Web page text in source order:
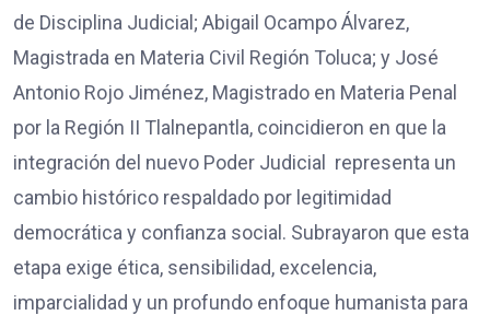
de Disciplina Judicial; Abigail Ocampo Álvarez,
Magistrada en Materia Civil Región Toluca; y José
Antonio Rojo Jiménez, Magistrado en Materia Penal
por la Región II Tlalnepantla, coincidieron en que la
integración del nuevo Poder Judicial representa un
cambio histórico respaldado por legitimidad
democrática y confianza social. Subrayaron que esta
etapa exige ética, sensibilidad, excelencia,
imparcialidad y un profundo enfoque humanista para